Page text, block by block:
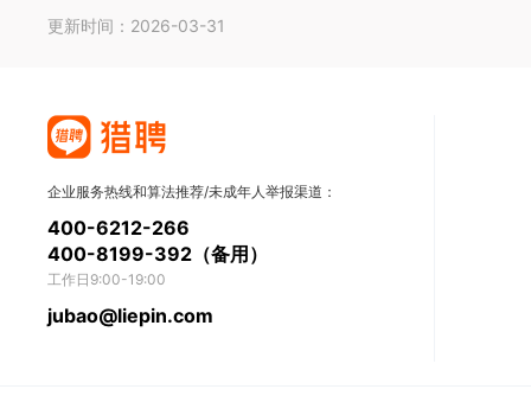
更新时间：2026-03-31